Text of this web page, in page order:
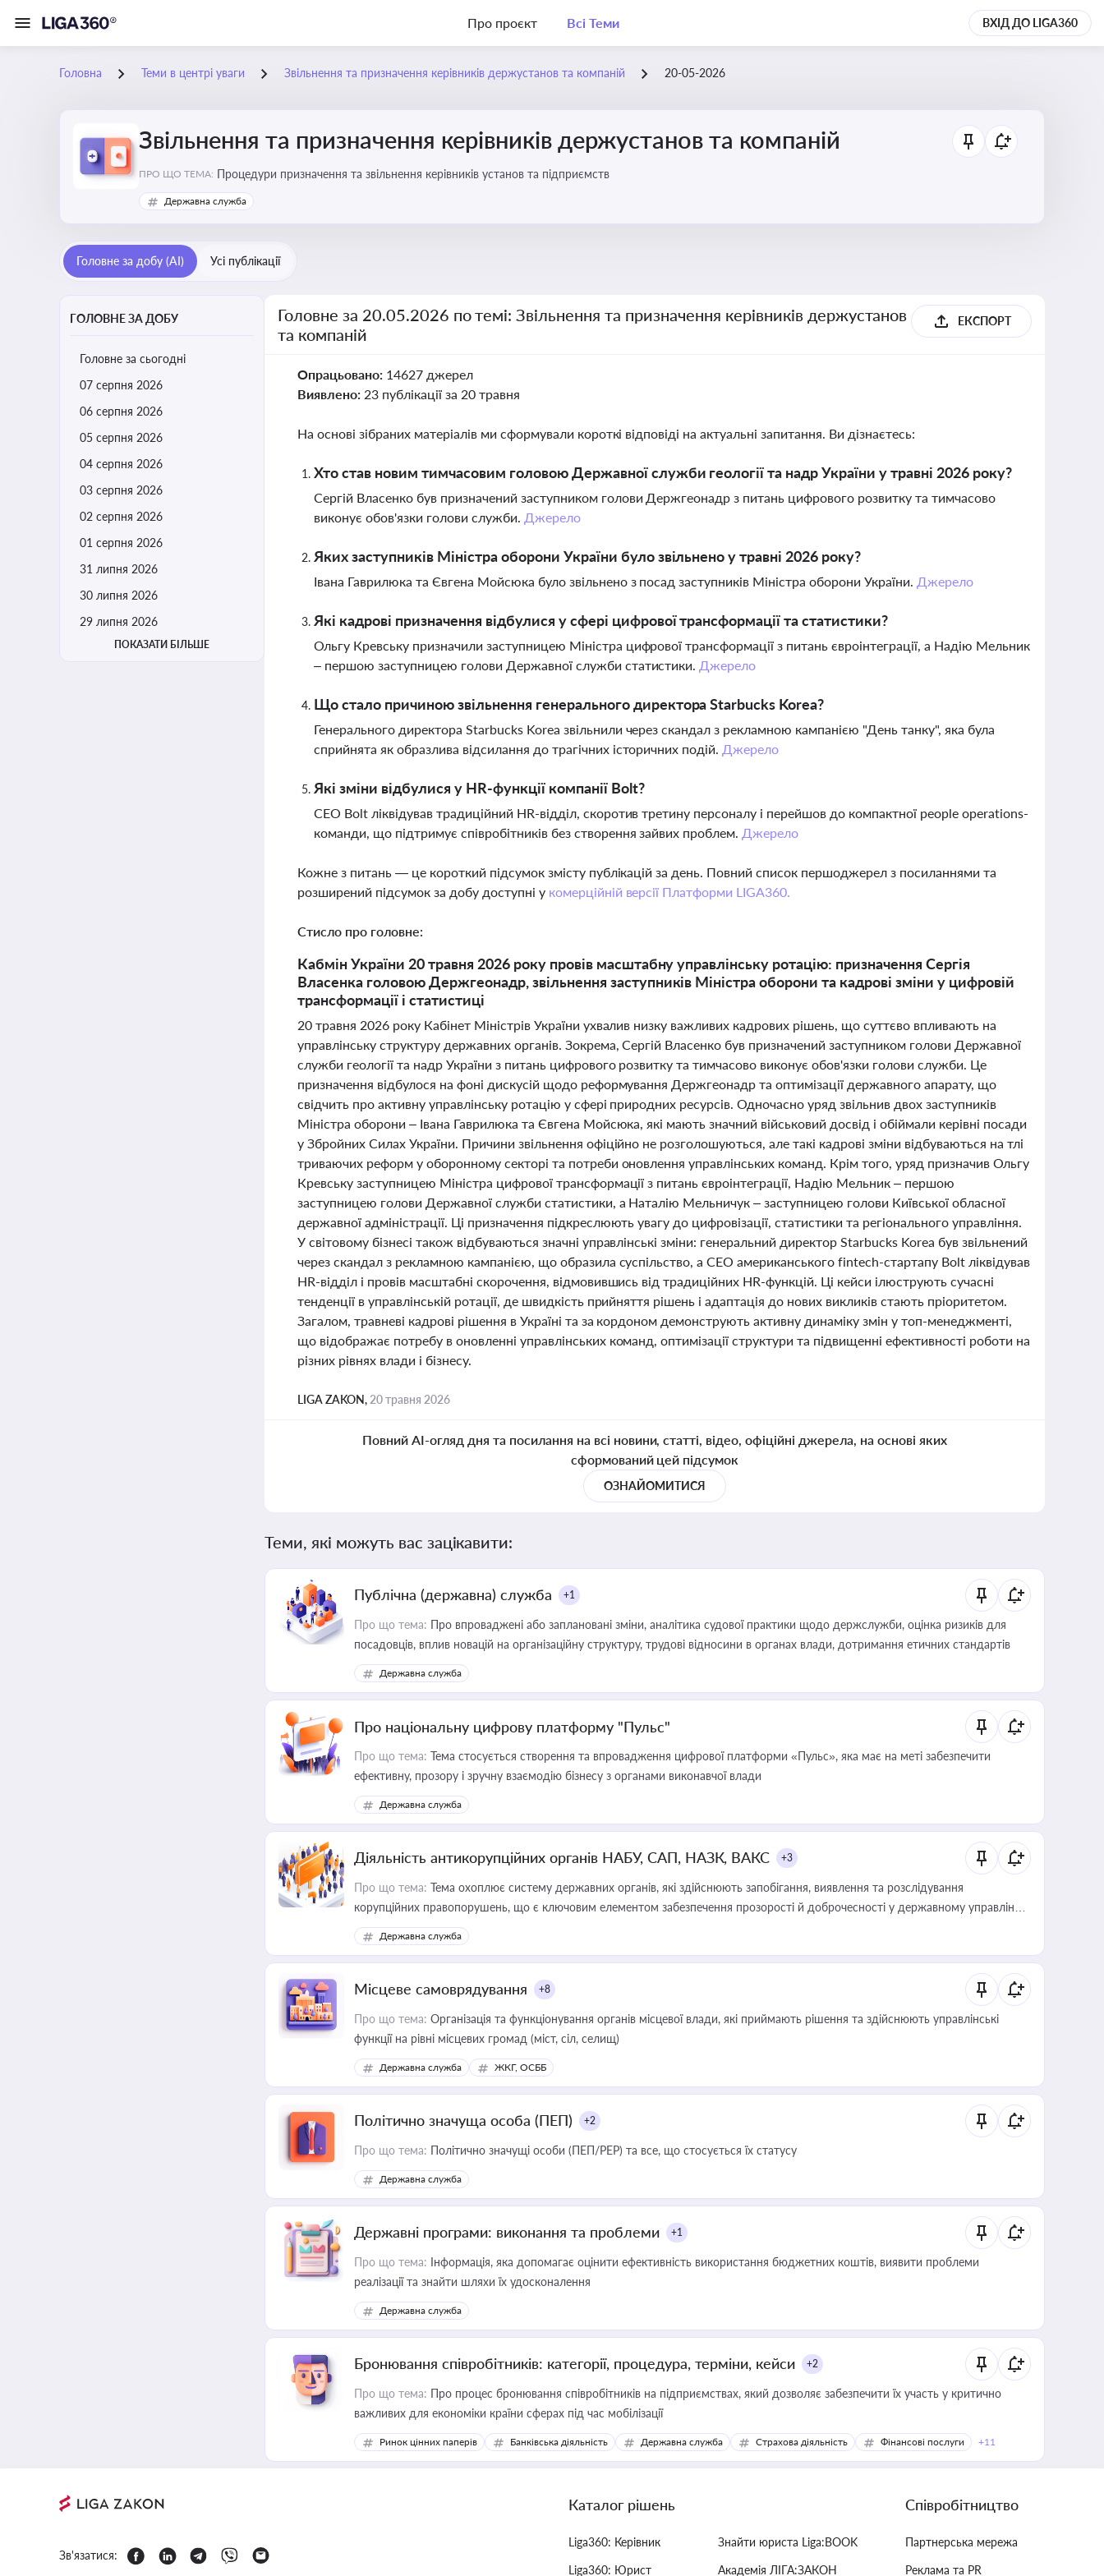
Про проєкт Всі Теми ВХІД ДО LIGA360
Головна Теми в центрі уваги Звільнення та призначення керівників держустанов та компаній 20-05-2026
Звільнення та призначення керівників держустанов та компаній
ПРО ЩО ТЕМА: Процедури призначення та звільнення керівників установ та підприємств
Державна служба
Головне за добу (AI) Усі публікації
ГОЛОВНЕ ЗА ДОБУ
Головне за сьогодні
07 серпня 2026
06 серпня 2026
05 серпня 2026
04 серпня 2026
03 серпня 2026
02 серпня 2026
01 серпня 2026
31 липня 2026
30 липня 2026
29 липня 2026
ПОКАЗАТИ БІЛЬШЕ
Головне за 20.05.2026 по темі: Звільнення та призначення керівників держустанов
та компаній
ЕКСПОРТ
Опрацьовано: 14627 джерел
Виявлено: 23 публікації за 20 травня
На основі зібраних матеріалів ми сформували короткі відповіді на актуальні запитання. Ви дізнаєтесь:
Хто став новим тимчасовим головою Державної служби геології та надр України у травні 2026 року?
Сергій Власенко був призначений заступником голови Держгеонадр з питань цифрового розвитку та тимчасово
виконує обов'язки голови служби. Джерело
Яких заступників Міністра оборони України було звільнено у травні 2026 року?
Івана Гаврилюка та Євгена Мойсюка було звільнено з посад заступників Міністра оборони України. Джерело
Які кадрові призначення відбулися у сфері цифрової трансформації та статистики?
Ольгу Кревську призначили заступницею Міністра цифрової трансформації з питань євроінтеграції, а Надію Мельник
– першою заступницею голови Державної служби статистики. Джерело
Що стало причиною звільнення генерального директора Starbucks Korea?
Генерального директора Starbucks Korea звільнили через скандал з рекламною кампанією "День танку", яка була
сприйнята як образлива відсилання до трагічних історичних подій. Джерело
Які зміни відбулися у HR-функції компанії Bolt?
CEO Bolt ліквідував традиційний HR-відділ, скоротив третину персоналу і перейшов до компактної people operations-
команди, що підтримує співробітників без створення зайвих проблем. Джерело
Кожне з питань — це короткий підсумок змісту публікацій за день. Повний список першоджерел з посиланнями та
розширений підсумок за добу доступні у комерційній версії Платформи LIGA360.
Стисло про головне:
Кабмін України 20 травня 2026 року провів масштабну управлінську ротацію: призначення Сергія
Власенка головою Держгеонадр, звільнення заступників Міністра оборони та кадрові зміни у цифровій
трансформації і статистиці
20 травня 2026 року Кабінет Міністрів України ухвалив низку важливих кадрових рішень, що суттєво впливають на
управлінську структуру державних органів. Зокрема, Сергій Власенко був призначений заступником голови Державної
служби геології та надр України з питань цифрового розвитку та тимчасово виконує обов'язки голови служби. Це
призначення відбулося на фоні дискусій щодо реформування Держгеонадр та оптимізації державного апарату, що
свідчить про активну управлінську ротацію у сфері природних ресурсів. Одночасно уряд звільнив двох заступників
Міністра оборони – Івана Гаврилюка та Євгена Мойсюка, які мають значний військовий досвід і обіймали керівні посади
у Збройних Силах України. Причини звільнення офіційно не розголошуються, але такі кадрові зміни відбуваються на тлі
триваючих реформ у оборонному секторі та потреби оновлення управлінських команд. Крім того, уряд призначив Ольгу
Кревську заступницею Міністра цифрової трансформації з питань євроінтеграції, Надію Мельник – першою
заступницею голови Державної служби статистики, а Наталію Мельничук – заступницею голови Київської обласної
державної адміністрації. Ці призначення підкреслюють увагу до цифровізації, статистики та регіонального управління.
У світовому бізнесі також відбуваються значні управлінські зміни: генеральний директор Starbucks Korea був звільнений
через скандал з рекламною кампанією, що образила суспільство, а CEO американського fintech-стартапу Bolt ліквідував
HR-відділ і провів масштабні скорочення, відмовившись від традиційних HR-функцій. Ці кейси ілюструють сучасні
тенденції в управлінській ротації, де швидкість прийняття рішень і адаптація до нових викликів стають пріоритетом.
Загалом, травневі кадрові рішення в Україні та за кордоном демонструють активну динаміку змін у топ-менеджменті,
що відображає потребу в оновленні управлінських команд, оптимізації структури та підвищенні ефективності роботи на
різних рівнях влади і бізнесу.
LIGA ZAKON, 20 травня 2026
Повний AI-огляд дня та посилання на всі новини, статті, відео, офіційні джерела, на основі яких
сформований цей підсумок
ОЗНАЙОМИТИСЯ
Теми, які можуть вас зацікавити:
Публічна (державна) служба +1
Про що тема: Про впроваджені або заплановані зміни, аналітика судової практики щодо держслужби, оцінка ризиків для
посадовців, вплив новацій на організаційну структуру, трудові відносини в органах влади, дотримання етичних стандартів
Державна служба
Про національну цифрову платформу "Пульс"
Про що тема: Тема стосується створення та впровадження цифрової платформи «Пульс», яка має на меті забезпечити
ефективну, прозору і зручну взаємодію бізнесу з органами виконавчої влади
Державна служба
Діяльність антикорупційних органів НАБУ, САП, НАЗК, ВАКС +3
Про що тема: Тема охоплює систему державних органів, які здійснюють запобігання, виявлення та розслідування
корупційних правопорушень, що є ключовим елементом забезпечення прозорості й доброчесності у державному управлінні
та бізнесі
Державна служба
Місцеве самоврядування +8
Про що тема: Організація та функціонування органів місцевої влади, які приймають рішення та здійснюють управлінські
функції на рівні місцевих громад (міст, сіл, селищ)
Державна служба ЖКГ, ОСББ
Політично значуща особа (ПЕП) +2
Про що тема: Політично значущі особи (ПЕП/PEP) та все, що стосується їх статусу
Державна служба
Державні програми: виконання та проблеми +1
Про що тема: Інформація, яка допомагає оцінити ефективність використання бюджетних коштів, виявити проблеми
реалізації та знайти шляхи їх удосконалення
Державна служба
Бронювання співробітників: категорії, процедура, терміни, кейси +2
Про що тема: Про процес бронювання співробітників на підприємствах, який дозволяє забезпечити їх участь у критично
важливих для економіки країни сферах під час мобілізації
Ринок цінних паперів Банківська діяльність Державна служба Страхова діяльність Фінансові послуги +11
Зв'язатися:
Каталог рішень
Liga360: Керівник
Liga360: Юрист
Знайти юриста Liga:BOOK
Академія ЛІГА:ЗАКОН
Співробітництво
Партнерська мережа
Реклама та PR